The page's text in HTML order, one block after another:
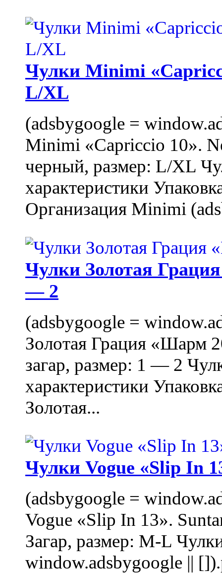
Чулки Minimi
L/XL
(adsbygoogle =
Minimi «Capriccio 10».
черный, размер: L/XL
характеристики
Организация Minimi
Чулки Золотая
— 2
(adsbygoogle =
Золотая Грация «Шарм
загар, размер: 1 — 2
характеристики
Золотая...
Чулки Vogue «Slip In
(adsbygoogle =
Vogue «Slip In 13».
Загар, размер: M-L
window.adsbygoogle ||